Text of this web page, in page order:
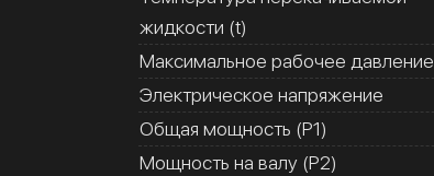
жидкости (t)
Максимальное рабочее давление
Электрическое напряжение
Общая мощность (Р1)
Мощность на валу (Р2)